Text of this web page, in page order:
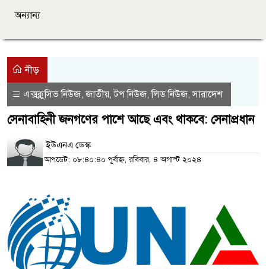
অন্যান্য
নীড়
এক্সক্লুসিভ নিউজ,জাতীয়,টপ নিউজ,লিড নিউজ,সারাদেশ
সেনাবাহিনী জনগণের পাশে আছে এবং থাকবে: সেনাপ্রধান
ইউএনএ ডেস্ক
আপডেট: ০৮:৪০:৪০ পূর্বাহ্ন, রবিবার, ৪ অগাস্ট ২০২৪